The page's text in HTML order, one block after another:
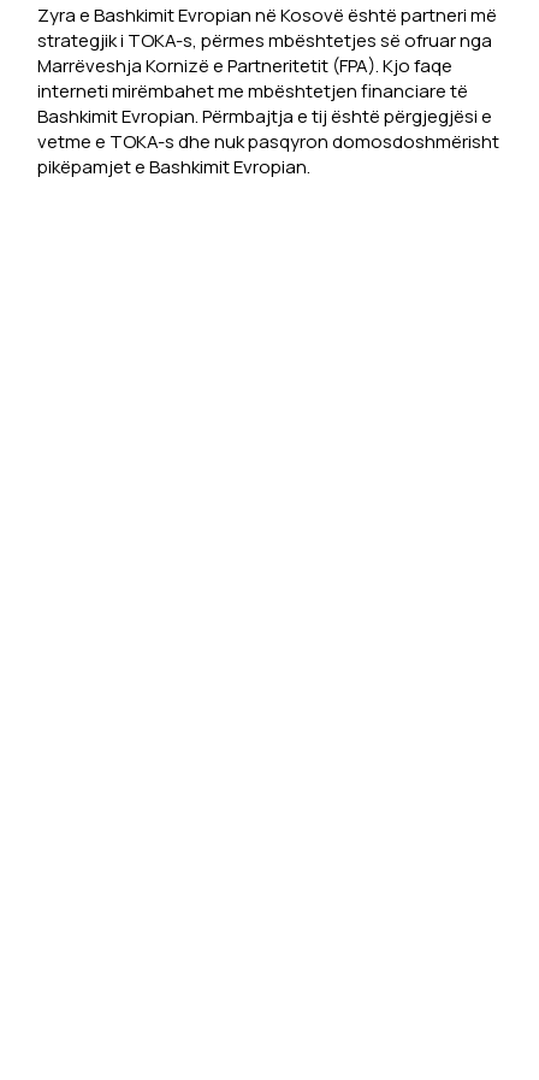
Zyra e Bashkimit Evropian në Kosovë është partneri më
strategjik i TOKA-s, përmes mbështetjes së ofruar nga
Marrëveshja Kornizë e Partneritetit (FPA). Kjo faqe
interneti mirëmbahet me mbështetjen financiare të
Bashkimit Evropian. Përmbajtja e tij është përgjegjësi e
vetme e TOKA-s dhe nuk pasqyron domosdoshmërisht
pikëpamjet e Bashkimit Evropian.